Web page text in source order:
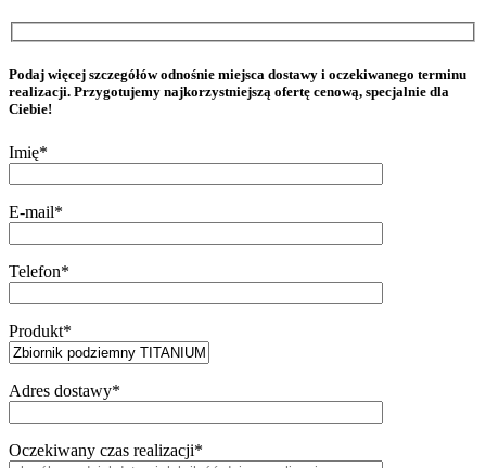
Podaj więcej szczegółów odnośnie miejsca dostawy i oczekiwanego terminu
realizacji. Przygotujemy najkorzystniejszą ofertę cenową, specjalnie dla
Ciebie!
Imię*
E-mail*
Telefon*
Produkt*
Adres dostawy*
Oczekiwany czas realizacji*